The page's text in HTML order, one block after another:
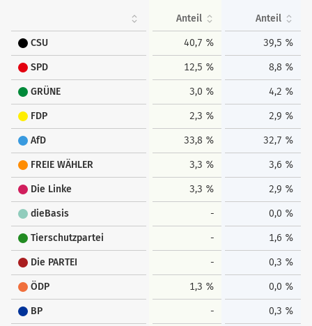
Anteil Anteil
CSU 40,7 % 39,5 %
SPD 12,5 % 8,8 %
GRÜNE 3,0 % 4,2 %
FDP 2,3 % 2,9 %
AfD 33,8 % 32,7 %
FREIE WÄHLER 3,3 % 3,6 %
Die Linke 3,3 % 2,9 %
dieBasis - 0,0 %
Tierschutzpartei - 1,6 %
Die PARTEI - 0,3 %
ÖDP 1,3 % 0,0 %
BP - 0,3 %